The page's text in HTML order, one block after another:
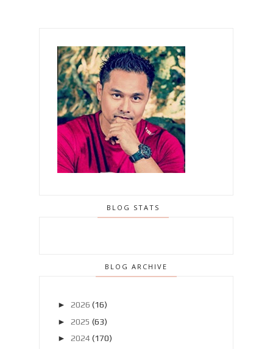
BLOG STATS
BLOG ARCHIVE
► 2026 (16)
► 2025 (63)
► 2024 (170)